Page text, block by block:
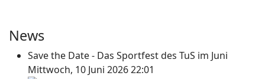
News
Save the Date - Das Sportfest des TuS im Juni
Mittwoch, 10 Juni 2026 22:01